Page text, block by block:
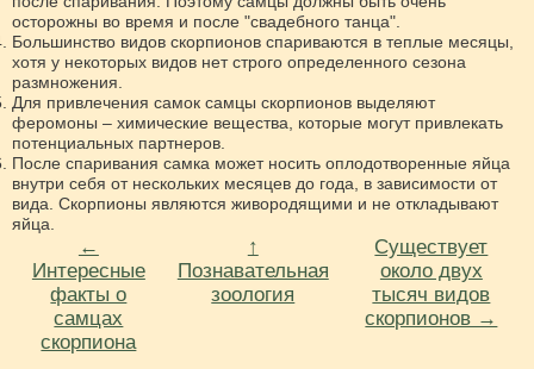
осторожны во время и после "свадебного танца".
Большинство видов скорпионов спариваются в теплые месяцы,
хотя у некоторых видов нет строго определенного сезона
размножения.
Для привлечения самок самцы скорпионов выделяют
феромоны – химические вещества, которые могут привлекать
потенциальных партнеров.
После спаривания самка может носить оплодотворенные яйца
внутри себя от нескольких месяцев до года, в зависимости от
вида. Скорпионы являются живородящими и не откладывают
яйца.
←
Интересные
факты о
самцах
скорпиона
↑
Познавательная
зоология
Существует
около двух
тысяч видов
скорпионов →